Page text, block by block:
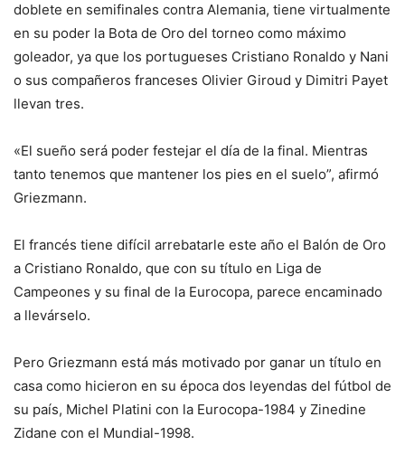
doblete en semifinales contra Alemania, tiene virtualmente
en su poder la Bota de Oro del torneo como máximo
goleador, ya que los portugueses Cristiano Ronaldo y Nani
o sus compañeros franceses Olivier Giroud y Dimitri Payet
llevan tres.
«El sueño será poder festejar el día de la final. Mientras
tanto tenemos que mantener los pies en el suelo”, afirmó
Griezmann.
El francés tiene difícil arrebatarle este año el Balón de Oro
a Cristiano Ronaldo, que con su título en Liga de
Campeones y su final de la Eurocopa, parece encaminado
a llevárselo.
Pero Griezmann está más motivado por ganar un título en
casa como hicieron en su época dos leyendas del fútbol de
su país, Michel Platini con la Eurocopa-1984 y Zinedine
Zidane con el Mundial-1998.